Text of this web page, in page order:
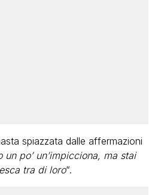
spiazzata dalle affermazioni
un po’ un’impicciona, ma stai
tra di loro“.